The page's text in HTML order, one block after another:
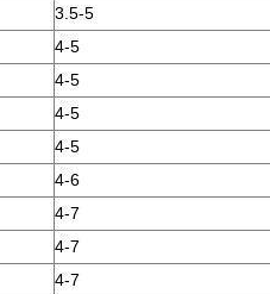
3.5-5
4-5
4-5
4-5
4-5
4-6
4-7
4-7
4-7